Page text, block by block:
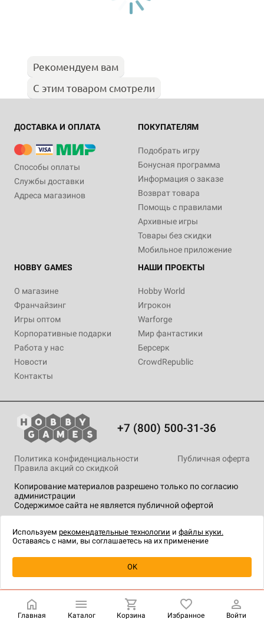
Уведомить о наличии
Рекомендуем вам
С этим товаром смотрели
ДОСТАВКА И ОПЛАТА
Способы оплаты
Службы доставки
Адреса магазинов
ПОКУПАТЕЛЯМ
Подобрать игру
Бонусная программа
Информация о заказе
Возврат товара
Помощь с правилами
Архивные игры
Товары без скидки
Мобильное приложение
HOBBY GAMES
О магазине
Франчайзинг
Игры оптом
Корпоративные подарки
Работа у нас
Новости
Контакты
НАШИ ПРОЕКТЫ
Hobby World
Игрокон
Warforge
Мир фантастики
Берсерк
CrowdRepublic
+7 (800) 500-31-36
Копирование материалов разрешено только по согласию
администрации
Содержимое сайта не является публичной офертой
Политика конфиденциальности
Публичная оферта
Правила акций со скидкой
технологии.
Главная Каталог Корзина Избранное Войти
Используем рекомендательные технологии и файлы куки.
Оставаясь с нами, вы соглашаетесь на их применение
OK